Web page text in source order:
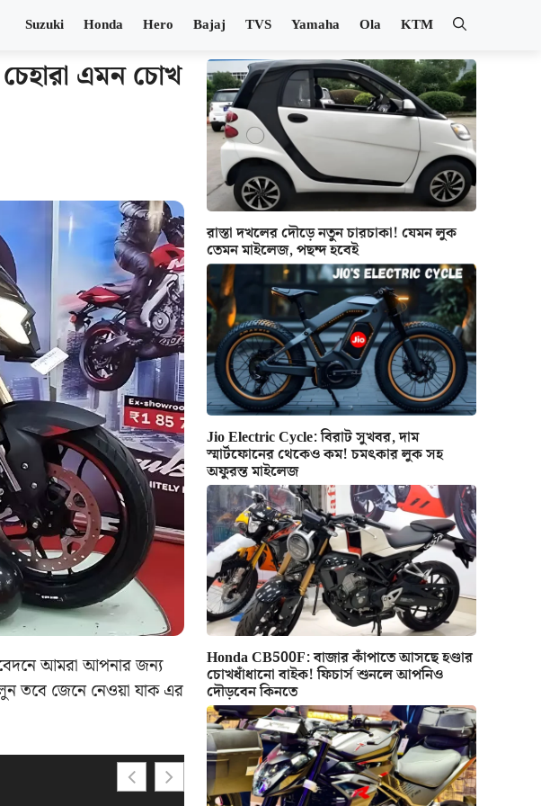
Suzuki Honda Hero Bajaj TVS Yamaha Ola KTM
এমন চোখ
আমরা আপনার জন্য
তবে জেনে নেওয়া যাক এর
রাস্তা দখলের দৌড়ে নতুন চারচাকা! যেমন লুক
তেমন মাইলেজ, পছন্দ হবেই
Jio Electric Cycle: বিরাট সুখবর, দাম
স্মার্টফোনের থেকেও কম! চমৎকার লুক সহ
অফুরন্ত মাইলেজ
Honda CB500F: বাজার কাঁপাতে আসছে হণ্ডার
চোখধাঁধানো বাইক! ফিচার্স শুনলে আপনিও
দৌড়বেন কিনতে